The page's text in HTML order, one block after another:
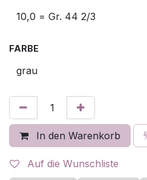
FARBE
In den Warenkorb
Auf die Wunschliste